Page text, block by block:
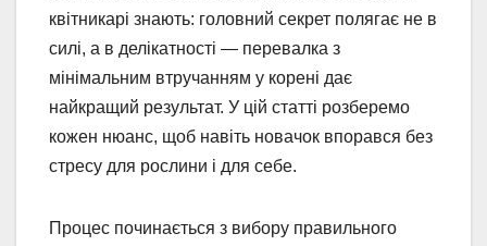
квітникарі знають: головний секрет полягає не в
силі, а в делікатності — перевалка з
мінімальним втручанням у корені дає
найкращий результат. У цій статті розберемо
кожен нюанс, щоб навіть новачок впорався без
стресу для рослини і для себе.
Процес починається з вибору правильного